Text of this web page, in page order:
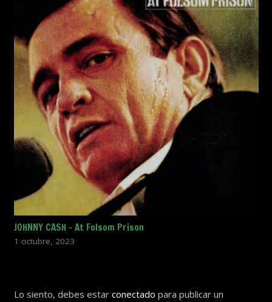
JOHNNY CASH – At Folsom Prison
1 octubre, 2023
Lo siento, debes estar conectado para publicar un